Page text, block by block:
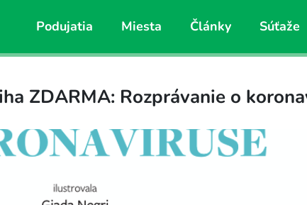
Podujatia Miesta Články Súťaže
ZDARMA: Rozprávanie o